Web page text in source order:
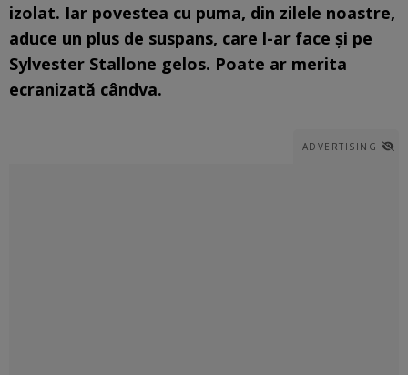
izolat. Iar povestea cu puma, din zilele noastre,
aduce un plus de suspans, care l-ar face și pe
Sylvester Stallone gelos. Poate ar merita
ecranizată cândva.
ADVERTISING